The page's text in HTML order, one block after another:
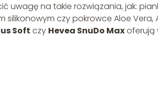
uwagę na takie rozwiązania, jak:
silikonowym czy pokrowce Aloe Vera,
Soft czy Hevea SnuDo Maxoferują